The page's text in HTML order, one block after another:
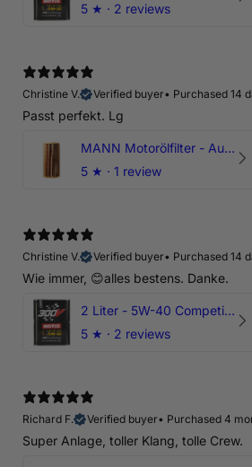
5 ★ · 2 reviews
Christine V.
Verified buyer• Purchased 14
Passt perfekt. Lg
MANN Motorölfilter - Audi RS3 TTRS RSQ3 VZ5 - DAZ DNW
5 ★ · 1 review
Christine V.
Verified buyer• Purchased 14
Wie immer, 😊alles bestens. Danke.
2 Liter - 5W-40 Competition 300V Motul Motoröl
5 ★ · 2 reviews
Richard F.
Verified buyer• Purchased 4
Super Anlage, toller Klang, tolle Crew.